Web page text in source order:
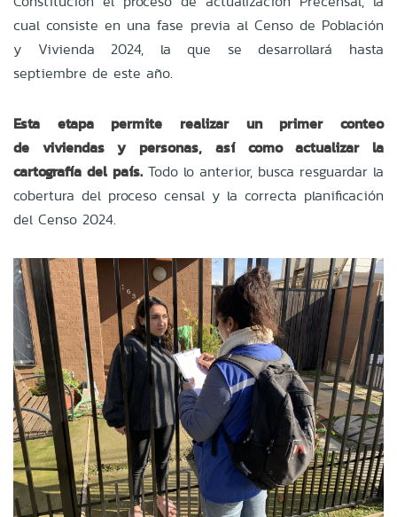
cual consiste en una fase previa al Censo de Población
y Vivienda 2024, la que se desarrollará hasta
septiembre de este año.
Esta etapa permite realizar un primer conteo
de viviendas y personas, así como actualizar la
cartografía del país. Todo lo anterior, busca resguardar la
cobertura del proceso censal y la correcta planificación
del Censo 2024.